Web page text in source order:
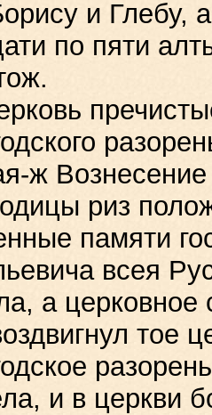
и Глебу,
по пяти
ж
риз
памяти
всея
а
тое
и в церкви